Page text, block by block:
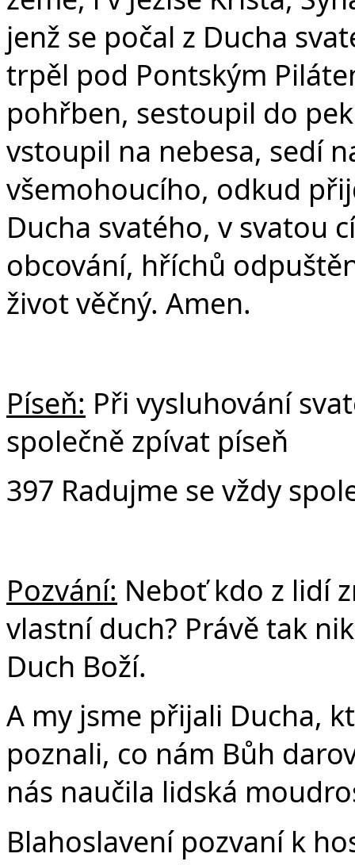
jenž se počal z Ducha
trpěl pod Pontským
pohřben, sestoupil do
vstoupil na nebesa, sedí
všemohoucího, odkud
Ducha svatého, v svatou
obcování, hříchů
život věčný. Amen.
Píseň: Při vysluhování
společně zpívat píseň
397 Radujme se vždy
Pozvání: Neboť kdo z lidí
vlastní duch? Právě tak
Duch Boží.
A my jsme přijali Ducha,
poznali, co nám Bůh
nás naučila lidská
Blahoslavení pozvaní k